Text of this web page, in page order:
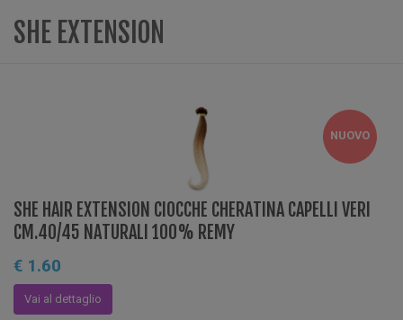
SHE EXTENSION
NUOVO
SHE HAIR EXTENSION CIOCCHE CHERATINA CAPELLI VERI
CM.40/45 NATURALI 100% REMY
€ 1.60
Vai al dettaglio